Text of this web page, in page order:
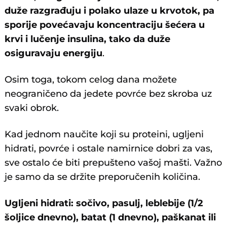
duže razgrađuju i polako ulaze u krvotok, pa
sporije povećavaju koncentraciju šećera u
krvi i lučenje insulina, tako da duže
osiguravaju energiju.
Osim toga, tokom celog dana možete
neograničeno da jedete povrće bez skroba uz
svaki obrok.
Kad jednom naučite koji su proteini, ugljeni
hidrati, povrće i ostale namirnice dobri za vas,
sve ostalo će biti prepušteno vašoj mašti. Važno
je samo da se držite preporučenih količina.
Ugljeni hidrati: sočivo, pasulj, leblebije (1/2
šoljice dnevno), batat (1 dnevno), paškanat ili